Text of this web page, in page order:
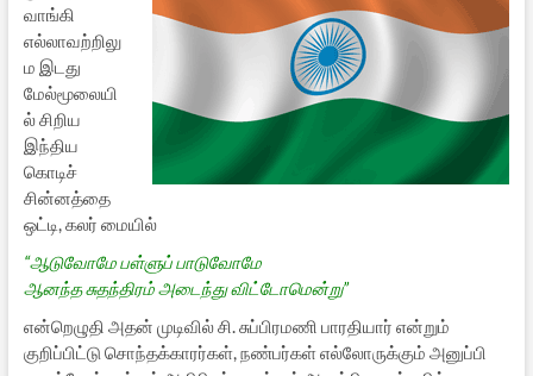
வாங்கி
எல்லாவற்றிலு
ம இடது
மேல்மூலையி
ல் சிறிய
இந்திய
கொடிச்
சின்னத்தை
ஒட்டி, கலர் மையில்
“ஆடுவோமே பள்ளுப் பாடுவோமே
ஆனந்த சுதந்திரம் அடைந்து விட்டோமென்று”
என்றெழுதி அதன் முடிவில் சி. சுப்பிரமணி பாரதியார் என்றும்
குறிப்பிட்டு சொந்தக்காரர்கள், நண்பர்கள் எல்லோருக்கும் அனுப்பி